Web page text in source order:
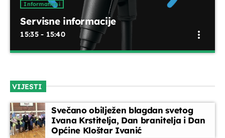
Informativni
Servisne informacije
15:35 - 15:40 more_vert
Sve važne informacije na jednom mjestu – 'Servisne
informacije' donose obavijesti o radovima na
infrastrukturi, promjenama u prometu, isporuci vode, struje
i ostalim komunalnim uslugama.
VIJESTI
Svečano obilježen blagdan svetog
Ivana Krstitelja, Dan branitelja i Dan
Općine Kloštar Ivanić